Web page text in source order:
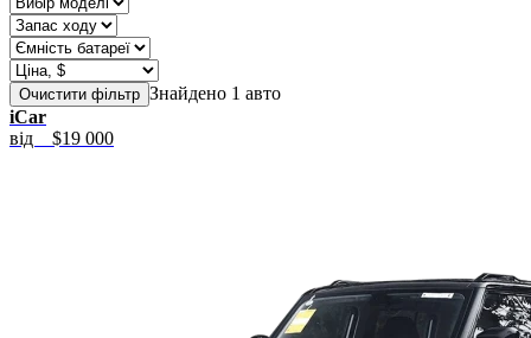
Очистити фільтр Знайдено 1 авто
iCar
від
$19 000